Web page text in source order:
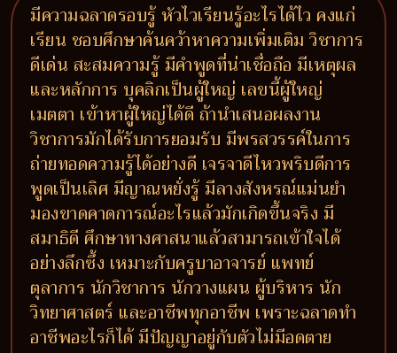
มีความฉลาดรอบรู้ หัวไวเรียนรู้อะไรได้ไว คงแก่
เรียน ชอบศึกษาค้นคว้าหาความเพิ่มเติม วิชาการ
ดีเด่น สะสมความรู้ มีคำพูดที่น่าเชื่อถือ มีเหตุผล
และหลักการ บุคลิกเป็นผู้ใหญ่ เลขนี้ผู้ใหญ่
เมตตา เข้าหาผู้ใหญ่ได้ดี ถ้านำเสนอผลงาน
วิชาการมักได้รับการยอมรับ มีพรสวรรค์ในการ
ถ่ายทอดความรู้ได้อย่างดี เจรจาดีไหวพริบดีการ
พูดเป็นเลิศ มีญาณหยั่งรู้ มีลางสังหรณ์แม่นยำ
มองขาดคาดการณ์อะไรแล้วมักเกิดขึ้นจริง มี
สมาธิดี ศึกษาทางศาสนาแล้วสามารถเข้าใจได้
อย่างลึกซึ้ง เหมาะกับครูบาอาจารย์ แพทย์
ตุลาการ นักวิชาการ นักวางแผน ผู้บริหาร นัก
วิทยาศาสตร์ และอาชีพทุกอาชีพ เพราะฉลาดทำ
อาชีพอะไรก็ได้ มีปัญญาอยู่กับตัวไม่มีอดตาย